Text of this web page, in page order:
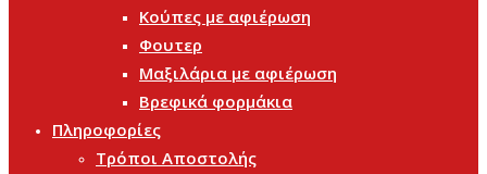
Κούπες με αφιέρωση
Φουτερ
Μαξιλάρια με αφιέρωση
Βρεφικά φορμάκια
Πληροφορίες
Τρόποι Αποστολής